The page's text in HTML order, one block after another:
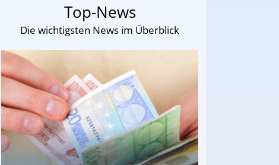
Top-News
Die wichtigsten News im Überblick